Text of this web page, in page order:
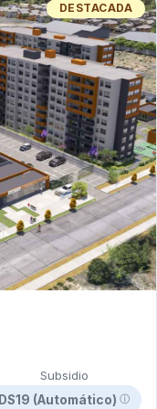
DESTACADA
Subsidio
DS19 (Automático) ⓘ